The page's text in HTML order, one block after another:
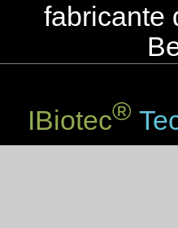
fabricante
IBiotec®